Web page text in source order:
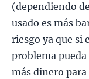
(dependiendo
usado es más
riesgo ya que si
problema
más dinero